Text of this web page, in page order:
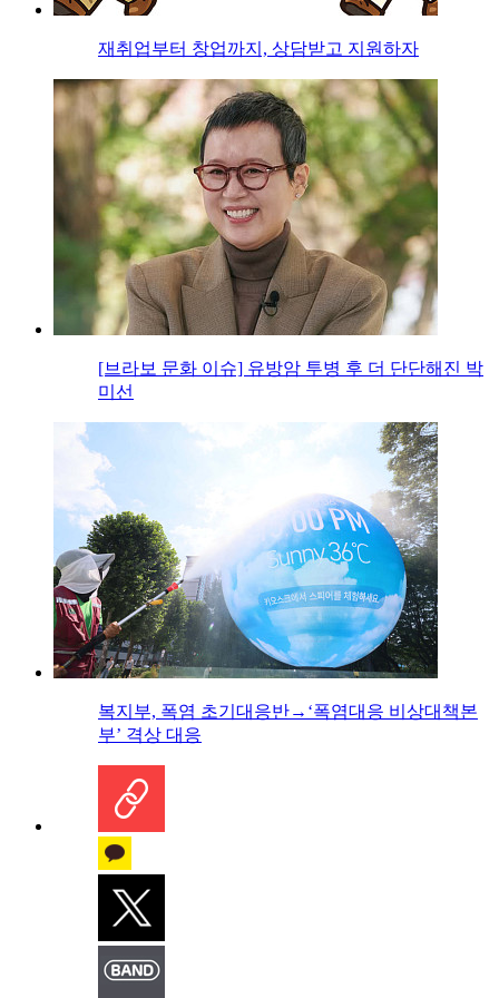
재취업부터 창업까지, 상담받고 지원하자
[브라보 문화 이슈] 유방암 투병 후 더 단단해진 박
미선
복지부, 폭염 초기대응반→‘폭염대응 비상대책본
부’ 격상 대응